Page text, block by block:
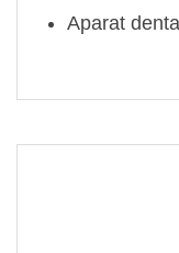
Aparat